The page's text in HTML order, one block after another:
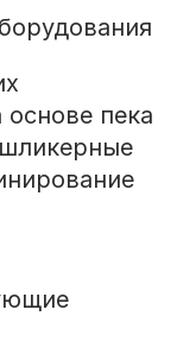
пека